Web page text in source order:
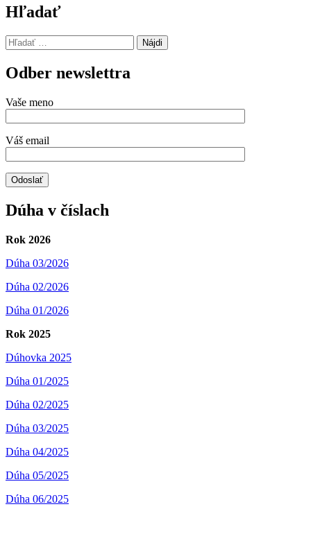
Hľadať
Hľadať:
Odber newslettra
Vaše meno
Váš email
Dúha v číslach
Rok 2026
Dúha 03/2026
Dúha 02/2026
Dúha 01/2026
Rok 2025
Dúhovka 2025
Dúha 01/2025
Dúha 02/2025
Dúha 03/2025
Dúha 04/2025
Dúha 05/2025
Dúha 06/2025